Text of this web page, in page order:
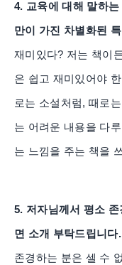
4. 교육에 대해 말하
만이 가진 차별화된
재미있다? 저는 책이
은 쉽고 재미있어야
로는 소설처럼, 때로
는 어려운 내용을 다
는 느낌을 주는 책을
5. 저자님께서 평소
면 소개 부탁드립니다.
존경하는 분은 셀 수